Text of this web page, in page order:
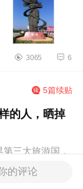
3065 6
5篇续贴
的人，晒掉
三大旅游国，
都有着独特的
塔布里亚和巴
的评论